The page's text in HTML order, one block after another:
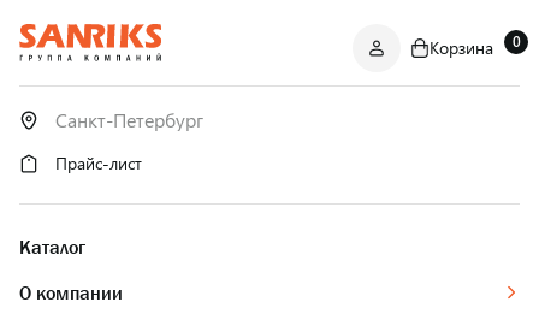
ОПТОМ
И В РОЗНИЦУ
Корзина 0
Прайс-лист
Каталог
О компании